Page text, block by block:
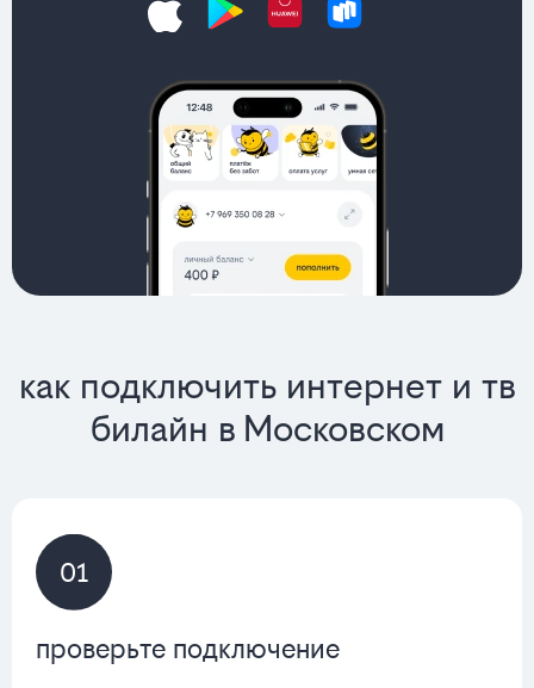
как подключить интернет и тв
билайн в Московском
01
проверьте подключение